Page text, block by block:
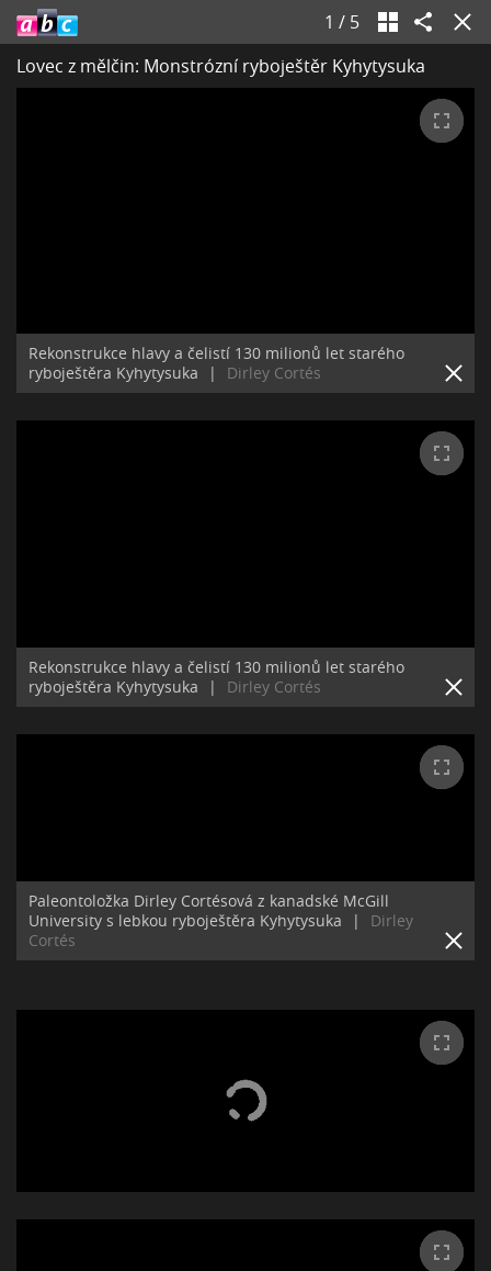
1 / 5
Lovec z mělčin: Monstrózní ryboještěr Kyhytysuka
Rekonstrukce hlavy a čelistí 130 milionů let starého
ryboještěra Kyhytysuka
| Dirley Cortés
Rekonstrukce hlavy a čelistí 130 milionů let starého
ryboještěra Kyhytysuka
| Dirley Cortés
Paleontoložka Dirley Cortésová z kanadské McGill
University s lebkou ryboještěra Kyhytysuka
|
Dirley
Cortés